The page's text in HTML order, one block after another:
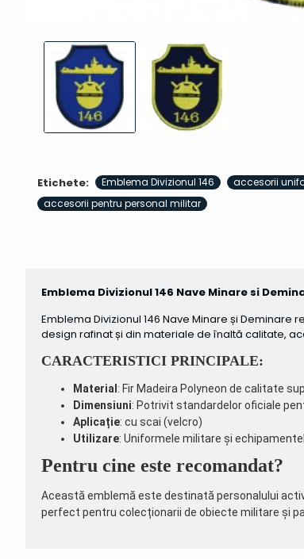
Etichete: Emblema Divizionul 146 accesorii
accesorii pentru personal militar
Emblema Divizionul 146 Nave Minare si
Emblema Divizionul 146 Nave Minare și
design rafinat și din materiale de înaltă calitate,
CARACTERISTICI PRINCIPALE:
Material : Fir Madeira Polyneon de calitate
Dimensiuni: Potrivit standardelor oficiale
Aplicație: cu scai (velcro)
Utilizare: Uniformele militare și
Pentru cine este recomandat?
Această emblemă este destinată personalului
perfect pentru colecționarii de obiecte militare și